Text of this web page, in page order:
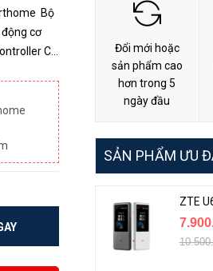
Bộ
cơ
CC
Giúp
Đổi mới hoặc
sản phẩm cao
hơn trong 5
ngày đầu
SẢN PHẨM ƯU